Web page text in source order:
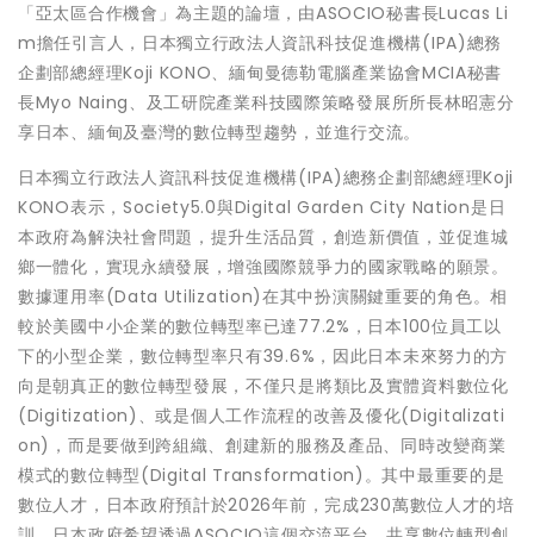
「亞太區合作機會」為主題的論壇，由ASOCIO秘書長Lucas Li
m擔任引言人，日本獨立行政法人資訊科技促進機構(IPA)總務
企劃部總經理Koji KONO、緬甸曼德勒電腦產業協會MCIA秘書
長Myo Naing、及工研院產業科技國際策略發展所所長林昭憲分
享日本、緬甸及臺灣的數位轉型趨勢，並進行交流。
日本獨立行政法人資訊科技促進機構(IPA)總務企劃部總經理Koji
KONO表示，Society5.0與Digital Garden City Nation是日
本政府為解決社會問題，提升生活品質，創造新價值，並促進城
鄉一體化，實現永續發展，增強國際競爭力的國家戰略的願景。
數據運用率(Data Utilization)在其中扮演關鍵重要的角色。相
較於美國中小企業的數位轉型率已達77.2%，日本100位員工以
下的小型企業，數位轉型率只有39.6%，因此日本未來努力的方
向是朝真正的數位轉型發展，不僅只是將類比及實體資料數位化
(Digitization)、或是個人工作流程的改善及優化(Digitalizati
on)，而是要做到跨組織、創建新的服務及產品、同時改變商業
模式的數位轉型(Digital Transformation)。其中最重要的是
數位人才，日本政府預計於2026年前，完成230萬數位人才的培